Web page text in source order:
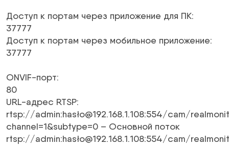
Доступ к портам через приложение для ПК:
37777
Доступ к портам через мобильное приложение:
37777
ONVIF-порт:
80
URL-адрес RTSP:
rtsp://admin:hasło@192.168.1.108:554/cam/
channel=1&subtype=0 – Основной поток
rtsp://admin:hasło@192.168.1.108:554/cam/